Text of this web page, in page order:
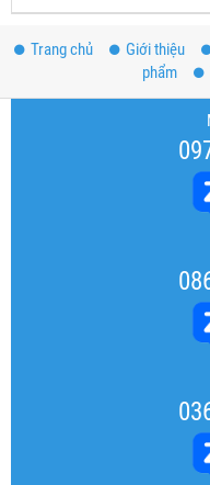
Trang chủ Giới thiệu
phẩm